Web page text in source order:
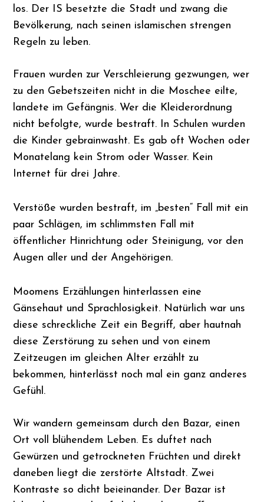
los. Der IS besetzte die Stadt und zwang die
Bevölkerung, nach seinen islamischen strengen
Regeln zu leben.
Frauen wurden zur Verschleierung gezwungen, wer
zu den Gebetszeiten nicht in die Moschee eilte,
landete im Gefängnis. Wer die Kleiderordnung
nicht befolgte, wurde bestraft. In Schulen wurden
die Kinder gebrainwasht. Es gab oft Wochen oder
Monatelang kein Strom oder Wasser. Kein
Internet für drei Jahre.
Verstöße wurden bestraft, im „besten“ Fall mit ein
paar Schlägen, im schlimmsten Fall mit
öffentlicher Hinrichtung oder Steinigung, vor den
Augen aller und der Angehörigen.
Moomens Erzählungen hinterlassen eine
Gänsehaut und Sprachlosigkeit. Natürlich war uns
diese schreckliche Zeit ein Begriff, aber hautnah
diese Zerstörung zu sehen und von einem
Zeitzeugen im gleichen Alter erzählt zu
bekommen, hinterlässt noch mal ein ganz anderes
Gefühl.
Wir wandern gemeinsam durch den Bazar, einen
Ort voll blühendem Leben. Es duftet nach
Gewürzen und getrockneten Früchten und direkt
daneben liegt die zerstörte Altstadt. Zwei
Kontraste so dicht beieinander. Der Bazar ist